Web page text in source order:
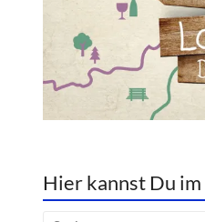
Hier kannst Du im